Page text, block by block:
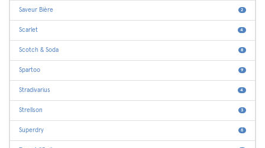
Saveur Bière 2
Scarlet 4
Scotch & Soda 8
Spartoo 9
Stradivarius 4
Strellson 3
Superdry 6